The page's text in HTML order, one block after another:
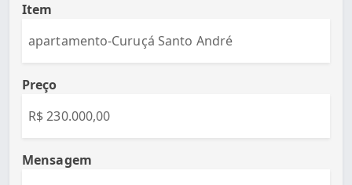
Item
Preço
Mensagem